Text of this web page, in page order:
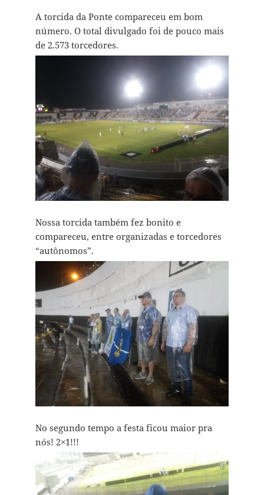
A torcida da Ponte compareceu em bom
número. O total divulgado foi de pouco mais
de 2.573 torcedores.
Nossa torcida também fez bonito e
compareceu, entre organizadas e torcedores
“autônomos”.
No segundo tempo a festa ficou maior pra
nós! 2×1!!!